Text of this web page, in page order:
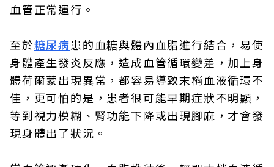
血管正常運行。
至於糖尿病患的血糖與體內血脂進行結合，易使
身體產生發炎反應，造成血管循環變差，加上身
體荷爾蒙出現異常，都容易導致末梢血液循環不
佳，更可怕的是，患者很可能早期症狀不明顯，
等到視力模糊、腎功能下降或出現腳麻，才會發
現身體出了狀況。